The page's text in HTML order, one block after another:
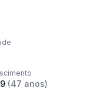
(47 anos)